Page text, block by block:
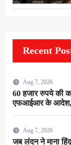
Recent
Aug 7, 2026
60 हजार रुपये की
एफआईआर के आदेश,
Aug 7, 2026
जब लंदन ने माना